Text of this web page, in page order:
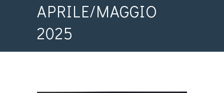
APRILE/MAGGIO
2025